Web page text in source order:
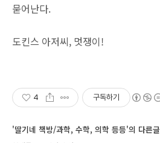
묻어난다.
도킨스 아저씨, 멋쟁이!
4 구독하기
'딸기네 책방/과학, 수학, 의학 등등'의 다른글